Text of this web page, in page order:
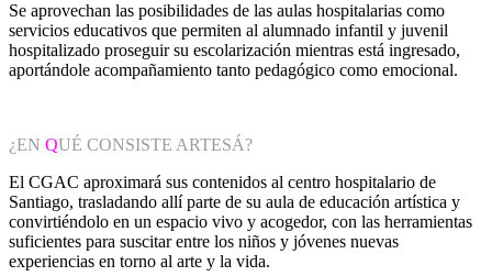
Se aprovechan las posibilidades de las aulas hospitalarias como
servicios educativos que permiten al alumnado infantil y juvenil
hospitalizado proseguir su escolarización mientras está ingresado,
aportándole acompañamiento tanto pedagógico como emocional.
¿EN QUÉ CONSISTE ARTESÁ?
El CGAC aproximará sus contenidos al centro hospitalario de
Santiago, trasladando allí parte de su aula de educación artística y
convirtiéndolo en un espacio vivo y acogedor, con las herramientas
suficientes para suscitar entre los niños y jóvenes nuevas
experiencias en torno al arte y la vida.